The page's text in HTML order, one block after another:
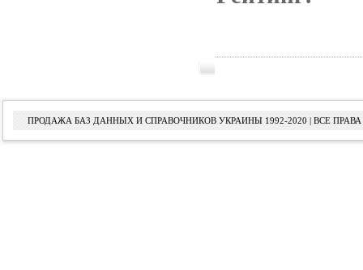
ПРОДАЖА БАЗ ДАННЫХ И СПРАВОЧНИКОВ УКРАИНЫ 1992-2020 | ВСЕ